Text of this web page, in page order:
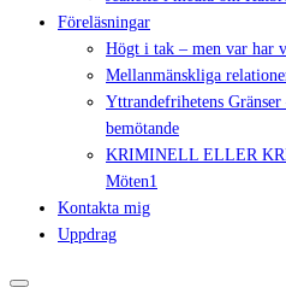
Föreläsningar
Högt i tak – men var har
Mellanmänskliga
Yttrandefrihetens
bemötande
KRIMINELL ELLER
Möten1
Kontakta mig
Uppdrag